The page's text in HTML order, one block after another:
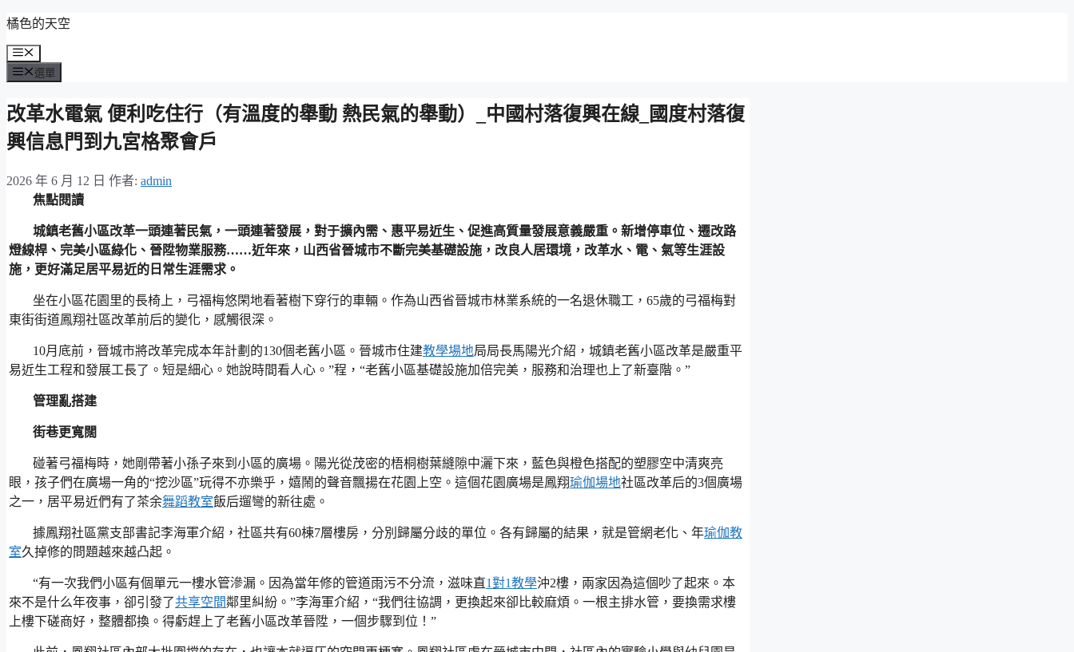
跳
至
主
要
容
橘色的天空
選
單
選單
改革水電氣 便利吃住行（有溫度的舉動 熱民氣的舉動）_中國村落復興在線_國度村落復
興信息門到九宮格聚會戶
2026 年 6 月 12 日 作者: admin
焦點閱讀
城鎮老舊小區改革一頭連著民氣，一頭連著發展，對于擴內需、惠平易近生、促進高質量發展意義嚴重。新增停車位、遷改路
燈線桿、完美小區綠化、晉陞物業服務……近年來，山西省晉城市不斷完美基礎設施，改良人居環境，改革水、電、氣等生涯設
施，更好滿足居平易近的日常生涯需求。
坐在小區花園里的長椅上，弓福梅悠閑地看著樹下穿行的車輛。作為山西省晉城市林業系統的一名退休職工，65歲的弓福梅對
東街街道鳳翔社區改革前后的變化，感觸很深。
10月底前，晉城市將改革完成本年計劃的130個老舊小區。晉城市住建教學場地局局長馬陽光介紹，城鎮老舊小區改革是嚴重平
易近生工程和發展工長了。短是細心。她說時間看人心。”程，“老舊小區基礎設施加倍完美，服務和治理也上了新臺階。”
管理亂搭建
街巷更寬闊
碰著弓福梅時，她剛帶著小孫子來到小區的廣場。陽光從茂密的梧桐樹葉縫隙中灑下來，藍色與橙色搭配的塑膠空中清爽亮
眼，孩子們在廣場一角的“挖沙區”玩得不亦樂乎，嬉鬧的聲音飄揚在花園上空。這個花園廣場是鳳翔瑜伽場地社區改革后的3個廣場
之一，居平易近們有了茶余舞蹈教室飯后遛彎的新往處。
據鳳翔社區黨支部書記李海軍介紹，社區共有60棟7層樓房，分別歸屬分歧的單位。各有歸屬的結果，就是管網老化、年瑜伽教
室久掉修的問題越來越凸起。
“有一次我們小區有個單元一樓水管滲漏。因為當年修的管道雨污不分流，滋味直1對1教學沖2樓，兩家因為這個吵了起來。本
來不是什么年夜事，卻引發了共享空間鄰里糾紛。”李海軍介紹，“我們往協調，更換起來卻比較麻煩。一根主排水管，要換需求樓
上樓下磋商好，整體都換。得虧趕上了老舊小區改革晉陞，一個步驟到位！”